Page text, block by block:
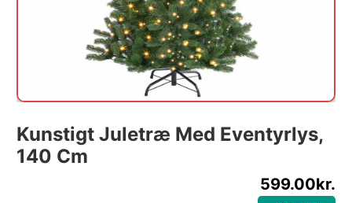
Kunstigt Juletræ Med Eventyrlys,
140 Cm
599.00kr.